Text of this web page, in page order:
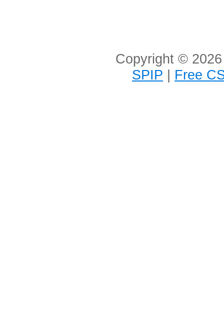
Copyright ©
SPIP | Free